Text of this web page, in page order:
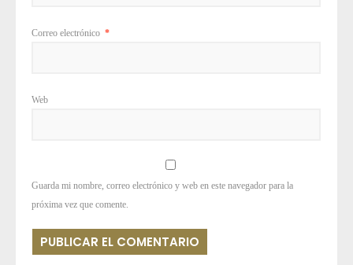
Correo electrónico *
Web
Guarda mi nombre, correo electrónico y web en este navegador para la
próxima vez que comente.